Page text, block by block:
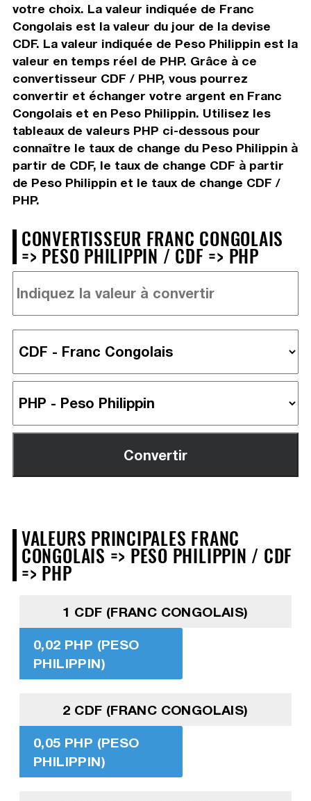
votre choix. La valeur indiquée de Franc
Congolais est la valeur du jour de la devise
CDF. La valeur indiquée de Peso Philippin est la
valeur en temps réel de PHP. Grâce à ce
convertisseur CDF / PHP, vous pourrez
convertir et échanger votre argent en Franc
Congolais et en Peso Philippin. Utilisez les
tableaux de valeurs PHP ci-dessous pour
connaître le taux de change du Peso Philippin à
partir de CDF, le taux de change CDF à partir
de Peso Philippin et le taux de change CDF /
PHP.
CONVERTISSEUR FRANC CONGOLAIS
=> PESO PHILIPPIN / CDF => PHP
VALEURS PRINCIPALES FRANC
CONGOLAIS => PESO PHILIPPIN / CDF
=> PHP
1 CDF (FRANC CONGOLAIS)
0,02 PHP (PESO
PHILIPPIN)
2 CDF (FRANC CONGOLAIS)
0,05 PHP (PESO
PHILIPPIN)